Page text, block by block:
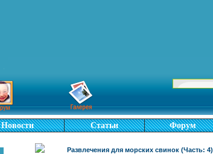
Новости Статьи Форум
Развлечения для морских свинок (Часть: 4)